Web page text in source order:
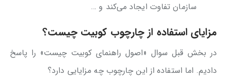
سازمان تفاوت ایجاد می‌کند و …
مزایای استفاده از چارچوب کوبیت چیست؟
در بخش قبل سوال «اصول راهنمای کوبیت چیست» را پاسخ
دادیم. اما استفاده از این چارچوب چه مزایایی دارد؟